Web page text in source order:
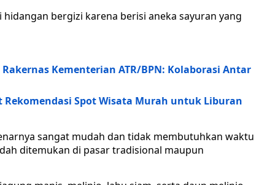
bergizi karena berisi aneka sayuran yang
Kementerian ATR/BPN: Kolaborasi Antar
Spot Wisata Murah untuk Liburan
sangat mudah dan tidak membutuhkan waktu
ditemukan di pasar tradisional maupun